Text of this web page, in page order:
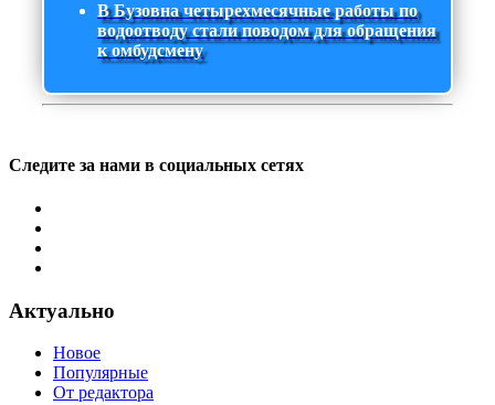
В Бузовна четырехмесячные работы по
водоотводу стали поводом для обращения
к омбудсмену
Следите за нами в социальных сетях
Актуально
Новое
Популярные
От редактора